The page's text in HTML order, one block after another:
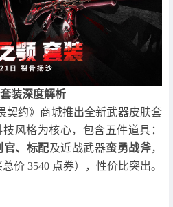
装深度解析
契约》商城推出全新武器皮肤套
风格为核心，包含五件道具：
官、标配及近战武器蛮勇战斧，
价 3540 点券），性价比突出。